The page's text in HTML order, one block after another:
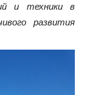
и техники в
развития